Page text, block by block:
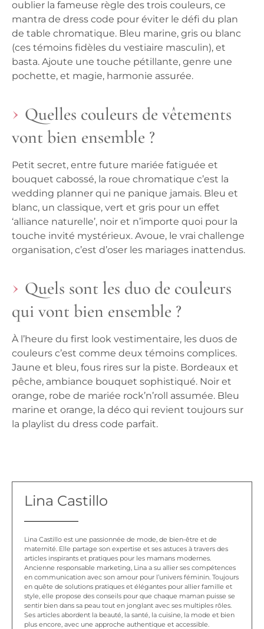
oublier la fameuse règle des trois couleurs, ce
mantra de dress code pour éviter le défi du plan
de table chromatique. Bleu marine, gris ou blanc
(ces témoins fidèles du vestiaire masculin), et
basta. Ajoute une touche pétillante, genre une
pochette, et magie, harmonie assurée.
Quelles couleurs de vêtements
vont bien ensemble ?
Petit secret, entre future mariée fatiguée et
bouquet cabossé, la roue chromatique c’est la
wedding planner qui ne panique jamais. Bleu et
blanc, un classique, vert et gris pour un effet
‘alliance naturelle’, noir et n’importe quoi pour la
touche invité mystérieux. Avoue, le vrai challenge
organisation, c’est d’oser les mariages inattendus.
Quels sont les duo de couleurs
qui vont bien ensemble ?
À l’heure du first look vestimentaire, les duos de
couleurs c’est comme deux témoins complices.
Jaune et bleu, fous rires sur la piste. Bordeaux et
pêche, ambiance bouquet sophistiqué. Noir et
orange, robe de mariée rock’n’roll assumée. Bleu
marine et orange, la déco qui revient toujours sur
la playlist du dress code parfait.
Lina Castillo
Lina Castillo est une passionnée de mode, de bien-être et de
maternité. Elle partage son expertise et ses astuces à travers des
articles inspirants et pratiques pour les mamans modernes.
Ancienne responsable marketing, Lina a su allier ses compétences
en communication avec son amour pour l’univers féminin. Toujours
en quête de solutions pratiques et élégantes pour allier famille et
style, elle propose des conseils pour que chaque maman puisse se
sentir bien dans sa peau tout en jonglant avec ses multiples rôles.
Ses articles abordent la beauté, la santé, la cuisine, la mode et bien
plus encore, avec une approche authentique et accessible.